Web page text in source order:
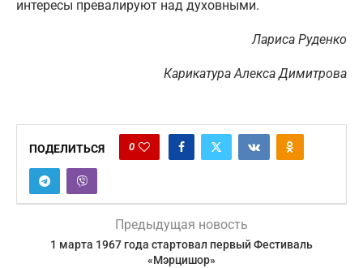
интересы превалируют над духовными.
Лариса Руденко
Карикатура Алекса Димитрова
ПОДЕЛИТЬСЯ 0
Предыдущая новость
1 марта 1967 года стартовал первый Фестиваль
«Мэрцишор»